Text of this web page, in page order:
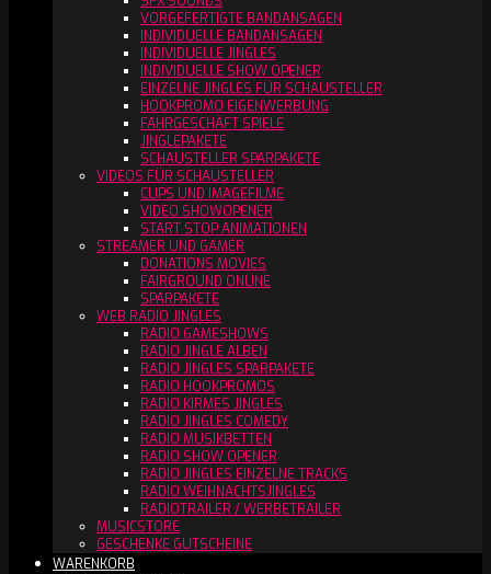
VORGEFERTIGTE BANDANSAGEN
INDIVIDUELLE BANDANSAGEN
INDIVIDUELLE JINGLES
INDIVIDUELLE SHOW OPENER
EINZELNE JINGLES FÜR SCHAUSTELLER
HOOKPROMO EIGENWERBUNG
FAHRGESCHÄFT SPIELE
JINGLEPAKETE
SCHAUSTELLER SPARPAKETE
VIDEOS FÜR SCHAUSTELLER
CLIPS UND IMAGEFILME
VIDEO SHOWOPENER
START STOP ANIMATIONEN
STREAMER UND GAMER
DONATIONS MOVIES
FAIRGROUND ONLINE
SPARPAKETE
WEB RADIO JINGLES
RADIO GAMESHOWS
RADIO JINGLE ALBEN
RADIO JINGLES SPARPAKETE
RADIO HOOKPROMOS
RADIO KIRMES JINGLES
RADIO JINGLES COMEDY
RADIO MUSIKBETTEN
RADIO SHOW OPENER
RADIO JINGLES EINZELNE TRACKS
RADIO WEIHNACHTSJINGLES
RADIOTRAILER / WERBETRAILER
MUSICSTORE
GESCHENKE GUTSCHEINE
WARENKORB